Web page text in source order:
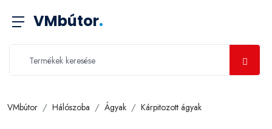
VMbútor.
VMbútor Hálószoba Ágyak Kárpitozott ágyak